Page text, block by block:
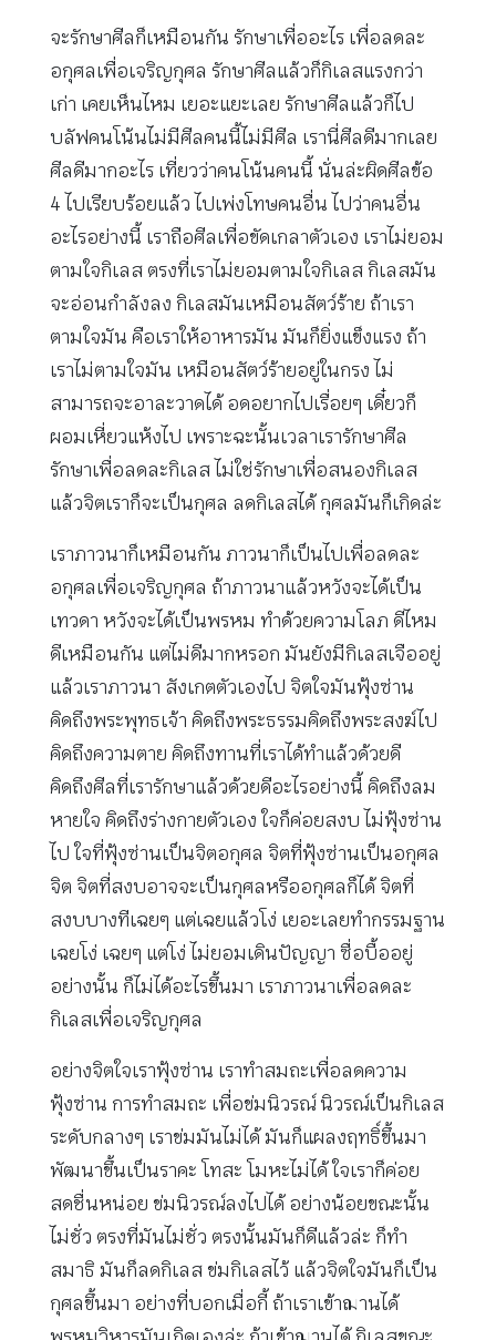
จะรักษาศีลก็เหมือนกัน รักษาเพื่ออะไร เพื่อลดละ
อกุศลเพื่อเจริญกุศล รักษาศีลแล้วก็กิเลสแรงกว่า
เก่า เคยเห็นไหม เยอะแยะเลย รักษาศีลแล้วก็ไป
บลัฟคนโน้นไม่มีศีลคนนี้ไม่มีศีล เรานี่ศีลดีมากเลย
ศีลดีมากอะไร เที่ยวว่าคนโน้นคนนี้ นั่นล่ะผิดศีลข้อ
4 ไปเรียบร้อยแล้ว ไปเพ่งโทษคนอื่น ไปว่าคนอื่น
อะไรอย่างนี้ เราถือศีลเพื่อขัดเกลาตัวเอง เราไม่ยอม
ตามใจกิเลส ตรงที่เราไม่ยอมตามใจกิเลส กิเลสมัน
จะอ่อนกำลังลง กิเลสมันเหมือนสัตว์ร้าย ถ้าเรา
ตามใจมัน คือเราให้อาหารมัน มันก็ยิ่งแข็งแรง ถ้า
เราไม่ตามใจมัน เหมือนสัตว์ร้ายอยู่ในกรง ไม่
สามารถจะอาละวาดได้ อดอยากไปเรื่อยๆ เดี๋ยวก็
ผอมเหี่ยวแห้งไป เพราะฉะนั้นเวลาเรารักษาศีล
รักษาเพื่อลดละกิเลส ไม่ใช่รักษาเพื่อสนองกิเลส
แล้วจิตเราก็จะเป็นกุศล ลดกิเลสได้ กุศลมันก็เกิดล่ะ
เราภาวนาก็เหมือนกัน ภาวนาก็เป็นไปเพื่อลดละ
อกุศลเพื่อเจริญกุศล ถ้าภาวนาแล้วหวังจะได้เป็น
เทวดา หวังจะได้เป็นพรหม ทำด้วยความโลภ ดีไหม
ดีเหมือนกัน แต่ไม่ดีมากหรอก มันยังมีกิเลสเจืออยู่
แล้วเราภาวนา สังเกตตัวเองไป จิตใจมันฟุ้งซ่าน
คิดถึงพระพุทธเจ้า คิดถึงพระธรรมคิดถึงพระสงฆ์ไป
คิดถึงความตาย คิดถึงทานที่เราได้ทำแล้วด้วยดี
คิดถึงศีลที่เรารักษาแล้วด้วยดีอะไรอย่างนี้ คิดถึงลม
หายใจ คิดถึงร่างกายตัวเอง ใจก็ค่อยสงบ ไม่ฟุ้งซ่าน
ไป ใจที่ฟุ้งซ่านเป็นจิตอกุศล จิตที่ฟุ้งซ่านเป็นอกุศล
จิต จิตที่สงบอาจจะเป็นกุศลหรืออกุศลก็ได้ จิตที่
สงบบางทีเฉยๆ แต่เฉยแล้วโง่ เยอะเลยทำกรรมฐาน
เฉยโง่ เฉยๆ แต่โง่ ไม่ยอมเดินปัญญา ซื่อบื้ออยู่
อย่างนั้น ก็ไม่ได้อะไรขึ้นมา เราภาวนาเพื่อลดละ
กิเลสเพื่อเจริญกุศล
อย่างจิตใจเราฟุ้งซ่าน เราทำสมถะเพื่อลดความ
ฟุ้งซ่าน การทำสมถะ เพื่อข่มนิวรณ์ นิวรณ์เป็นกิเลส
ระดับกลางๆ เราข่มมันไม่ได้ มันก็แผลงฤทธิ์ขึ้นมา
พัฒนาขึ้นเป็นราคะ โทสะ โมหะไม่ได้ ใจเราก็ค่อย
สดชื่นหน่อย ข่มนิวรณ์ลงไปได้ อย่างน้อยขณะนั้น
ไม่ชั่ว ตรงที่มันไม่ชั่ว ตรงนั้นมันก็ดีแล้วล่ะ ก็ทำ
สมาธิ มันก็ลดกิเลส ข่มกิเลสไว้ แล้วจิตใจมันก็เป็น
กุศลขึ้นมา อย่างที่บอกเมื่อกี้ ถ้าเราเข้าฌานได้